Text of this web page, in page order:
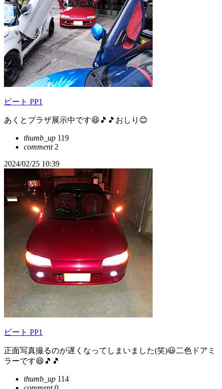
ビート PP1
あくとプラザ展示中です😆🎵🎵おしり😊
thumb_up 119
comment2
2024/02/25 10:39
ビート PP1
正面写真撮るのが遅くなってしまいました(笑)😃二色ドアミ
ラーです😆🎵🎵
thumb_up 114